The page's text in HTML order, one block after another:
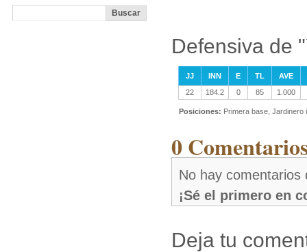
Defensiva de
JJ INN E TL
AVE
22
184.2 0 85 1.000
Posiciones: Primera base, Jardinero
0
No hay comentarios
¡Sé el primero en
Deja tu